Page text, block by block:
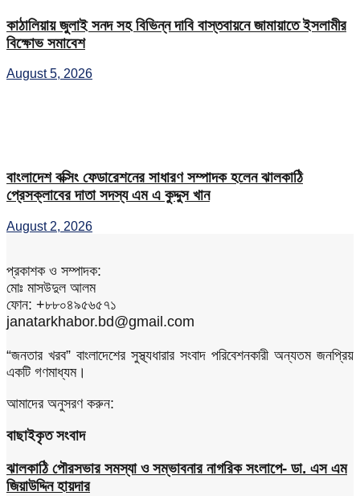
কাঠালিয়ায় জুলাই সনদ সহ বিভিন্ন দাবি বাস্তবায়নে জামায়াতে ইসলামীর
বিক্ষোভ সমাবেশ
August 5, 2026
বাংলাদেশ বক্সিং ফেডারেশনের সাধারণ সম্পাদক হলেন ঝালকাঠি
প্রেসক্লাবের দাতা সদস্য এম এ কুদ্দুস খান
August 2, 2026
প্রকাশক ও সম্পাদক:
মোঃ মাসউদুল আলম
ফোন: +৮৮০৪৯৫৬৫৭১
janatarkhabor.bd@gmail.com
“জনতার খরব” বাংলাদেশের সুস্থ্যধারার সংবাদ পরিবেশনকারী অন্যতম জনপ্রিয়
একটি গণমাধ্যম।
আমাদের অনুসরণ করুন:
বাছাইকৃত সংবাদ
ঝালকাঠি পৌরসভার সমস্যা ও সম্ভাবনার নাগরিক সংলাপে- ডা. এস এম
জিয়াউদ্দিন হায়দার